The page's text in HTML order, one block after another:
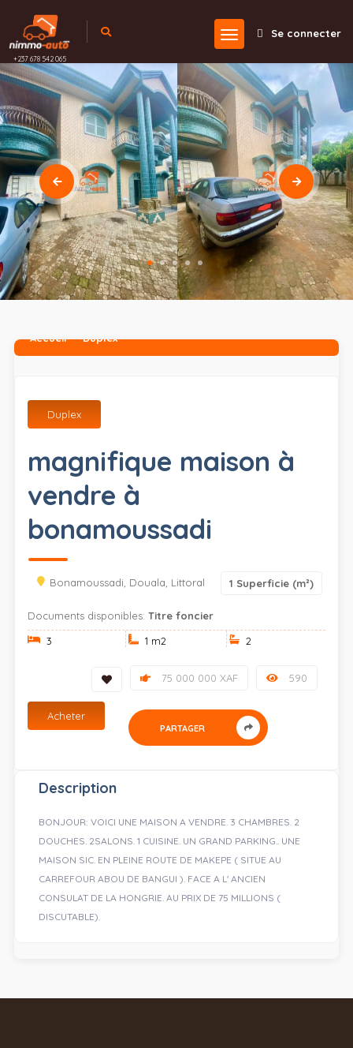
+237 678 542 065
Se connecter
Accueil Duplex
Duplex
magnifique maison à
vendre à
bonamoussadi
Bonamoussadi, Douala, Littoral 1 Superficie (m²)
Documents disponibles:Titre foncier
3
1 m2 2
590
75 000 000 XAF
Acheter
PARTAGER
Description
BONJOUR: VOICI UNE MAISON A VENDRE. 3 CHAMBRES. 2
DOUCHES. 2SALONS. 1 CUISINE. UN GRAND PARKING.. UNE
MAISON SIC. EN PLEINE ROUTE DE MAKEPE ( SITUE AU
CARREFOUR ABOU DE BANGUI ). FACE A L' ANCIEN
CONSULAT DE LA HONGRIE. AU PRIX DE 75 MILLIONS (
DISCUTABLE).